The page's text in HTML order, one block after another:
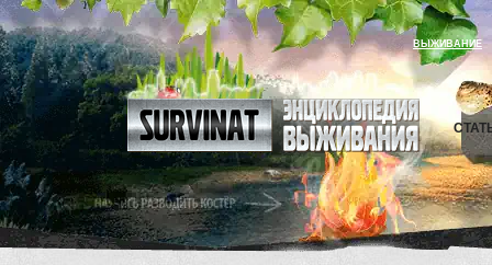
ВЫЖИВАНИЕ